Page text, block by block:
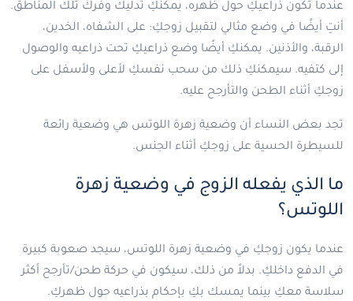
عندما تكون ذراعيكِ حول ظهره، يمكنكِ تدليك وفرك تلك المناطق.
أنتِ أيضًا في وضع مثالي لتقبيل زوجكِ: على الشفاه، الخدين،
الرقبة، والأذنين. يمكنكِ أيضًا وضع ذراعيكِ تحت ذراعيه والوصول
إلى كتفيه. سيمكنكِ ذلك من سحب نفسكِ لأعلى ولأسفل على
زوجكِ أثناء الطحن والتأرجح عليه.
تجد بعض النساء أن وضعية زهرة اللوتس هي وضعية رائعة
للسيطرة الحسية على زوجكِ أثناء الجنس.
ما الذي يفعله الزوج في وضعية زهرة
اللوتس؟
عندما يكون زوجكِ في وضعية زهرة اللوتس، سيجد صعوبة كبيرة
في الدفع داخلكِ. بدلاً من ذلك، سيكون في حركة طحن/تأرجح أكثر
سلاسة معكِ بينما يمسك بكِ بإحكام بذراعيه حول ظهركِ.